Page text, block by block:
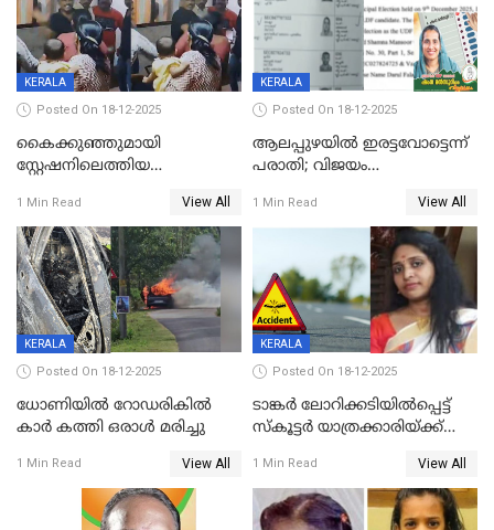
KERALA
Posted On 18-12-2025
കൈക്കുഞ്ഞുമായി
സ്റ്റേഷനിലെത്തിയ
കരണത്തടിച്ചു; CC ടിവി
ദൃശ്യങ്ങൾ പുറത്ത്
1 Min Read View All
KERALA
Posted On 18-12-2025
ആലപ്പുഴയിൽ ഇരട്ടവോട്ടെന്ന്
പരാതി; വിജയം
വാർഡിലെ എൽഡിഎഫ്
സ്ഥാനാർത്ഥി
1 Min Read View All
KERALA
Posted On 18-12-2025
ധോണിയിൽ റോഡരികിൽ
കാർ കത്തി ഒരാൾ മരിച്ചു
1 Min Read View All
KERALA
Posted On 18-12-2025
ടാങ്കർ ലോറിക്കടിയിൽപ്പെട്ട്
സ്കൂട്ടർ യാത്രക്കാരിയ്ക്ക്
കണ്ടോത്ത് ദേശീയ പാതയിൽ
1 Min Read View All